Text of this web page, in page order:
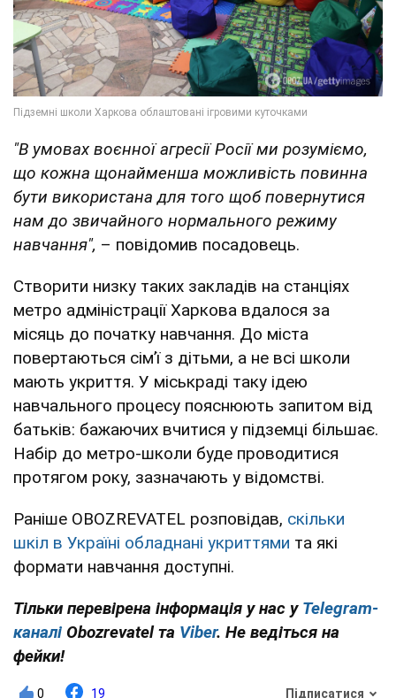
"В умовах воєнної агресії Росії ми розуміємо,
що кожна щонайменша можливість повинна
бути використана для того щоб повернутися
нам до звичайного нормального режиму
навчання", – повідомив посадовець.
Створити низку таких закладів на станціях
метро адміністрації Харкова вдалося за
місяць до початку навчання. До міста
повертаються сім’ї з дітьми, а не всі школи
мають укриття. У міськраді таку ідею
навчального процесу пояснюють запитом від
батьків: бажаючих вчитися у підземці більшає.
Набір до метро-школи буде проводитися
протягом року, зазначають у відомстві.
Раніше OBOZREVATEL розповідав, скільки
шкіл в Україні обладнані укриттями та які
формати навчання доступні.
Тільки перевірена інформація у нас у Telegram-
каналі Obozrevatel та Viber. Не ведіться на
фейки!
0 19 Підписатися